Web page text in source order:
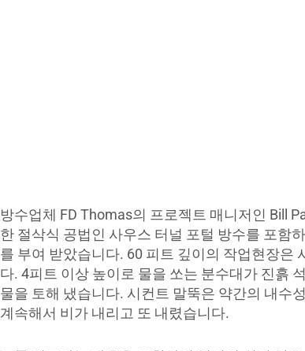
방수업체 FD Thomas의 프로젝트 매니저인 Bill
한 절삭식 공법인 사우스 터널 포털 방수를 포함
를 부여 받았습니다. 60 피트 깊이의 작업현장은
다. 4피트 이상 높이로 물을 쏘는 분수대가 진흙
물을 토해 냈습니다. 시컨트 말뚝은 약간의 내수
계속해서 비가 내리고 또 내렸습니다.